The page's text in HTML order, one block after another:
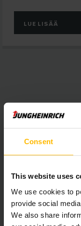
Consent
This website uses
We use cookies to
provide social
We also share
LUE LISÄÄ
Tegola